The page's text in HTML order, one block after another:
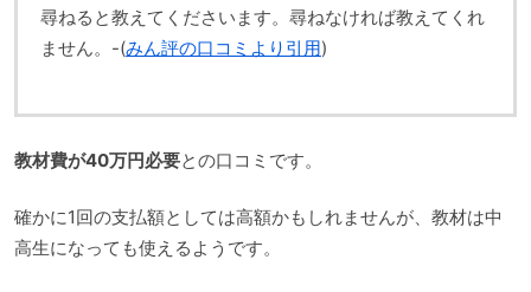
尋ねると教えてくださいます。尋ねなければ教えてくれ
ません。-(みん評の口コミより引用)
教材費が40万円必要との口コミです。
確かに1回の支払額としては高額かもしれませんが、教材は中
高生になっても使えるようです。